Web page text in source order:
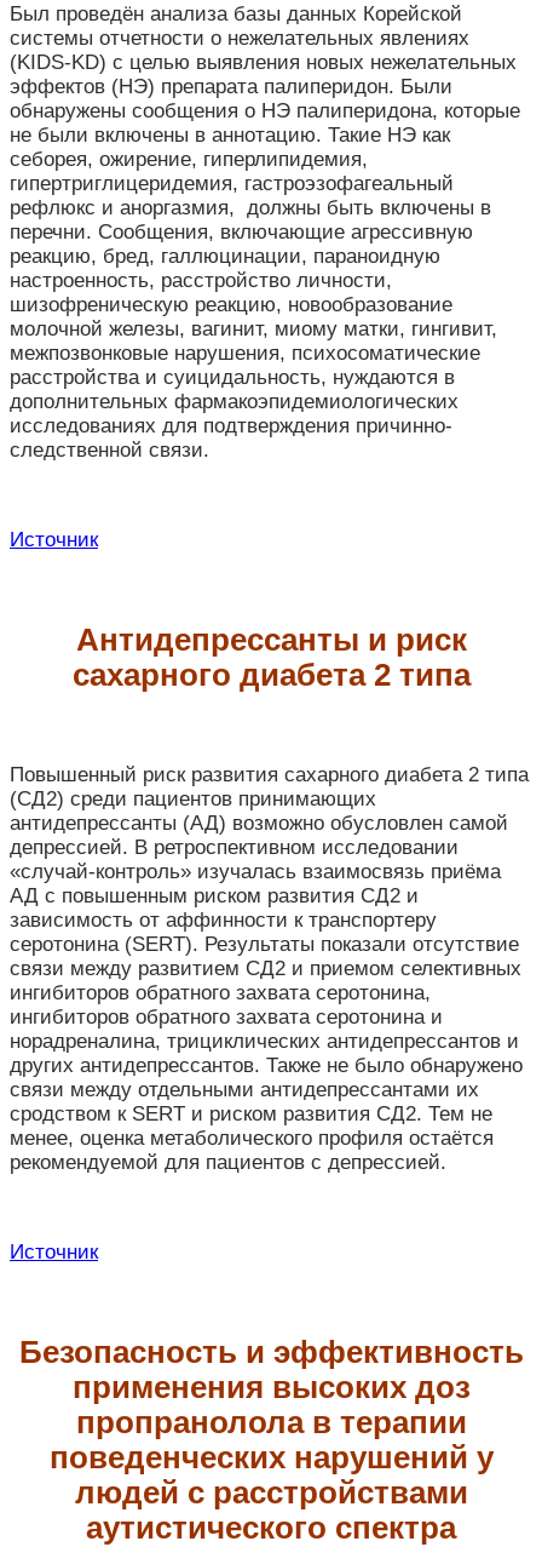
Был проведён анализа базы данных Корейской
системы отчетности о нежелательных явлениях
(KIDS-KD) с целью выявления новых нежелательных
эффектов (НЭ) препарата палиперидон. Были
обнаружены сообщения о НЭ палиперидона, которые
не были включены в аннотацию. Такие НЭ как
себорея, ожирение, гиперлипидемия,
гипертриглицеридемия, гастроэзофагеальный
рефлюкс и аноргазмия, должны быть включены в
перечни. Сообщения, включающие агрессивную
реакцию, бред, галлюцинации, параноидную
настроенность, расстройство личности,
шизофреническую реакцию, новообразование
молочной железы, вагинит, миому матки, гингивит,
межпозвонковые нарушения, психосоматические
расстройства и суицидальность, нуждаются в
дополнительных фармакоэпидемиологических
исследованиях для подтверждения причинно-
следственной связи.
Источник
Антидепрессанты и риск
сахарного диабета 2 типа
Повышенный риск развития сахарного диабета 2 типа
(СД2) среди пациентов принимающих
антидепрессанты (АД) возможно обусловлен самой
депрессией. В ретроспективном исследовании
«случай-контроль» изучалась взаимосвязь приёма
АД с повышенным риском развития СД2 и
зависимость от аффинности к транспортеру
серотонина (SERT). Результаты показали отсутствие
связи между развитием СД2 и приемом селективных
ингибиторов обратного захвата серотонина,
ингибиторов обратного захвата серотонина и
норадреналина, трициклических антидепрессантов и
других антидепрессантов. Также не было обнаружено
связи между отдельными антидепрессантами их
сродством к SERT и риском развития СД2. Тем не
менее, оценка метаболического профиля остаётся
рекомендуемой для пациентов с депрессией.
Источник
Безопасность и эффективность
применения высоких доз
пропранолола в терапии
поведенческих нарушений у
людей с расстройствами
аутистического спектра